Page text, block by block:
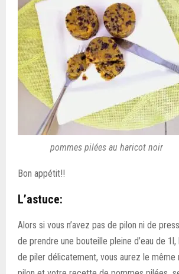
pommes pilées au haricot noir
Bon appétit!!
L’astuce:
Alors si vous n’avez pas de pilon ni de
de prendre une bouteille pleine d’eau de
de piler délicatement, vous aurez le même